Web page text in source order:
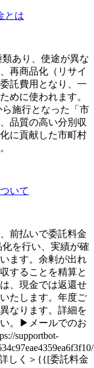
とは
あり、使途が異な
再商品化（リサイ
託費用となり、一
めに使われます。
施行となった「市
品質の高い分別収
に貢献した市町村
いて
前払いで委託料金
を行い、実績が確
ます。余剰が出れ
することを精算と
、現金では返還せ
たします。年度ご
なります。詳細を
。▶メールでのお
supportbot-
しく＞{{[委託料金